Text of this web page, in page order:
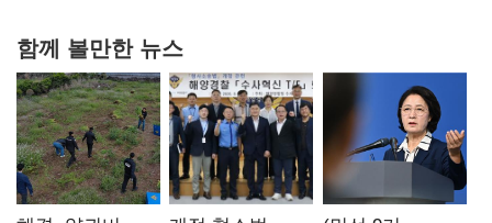
함께 볼만한 뉴스